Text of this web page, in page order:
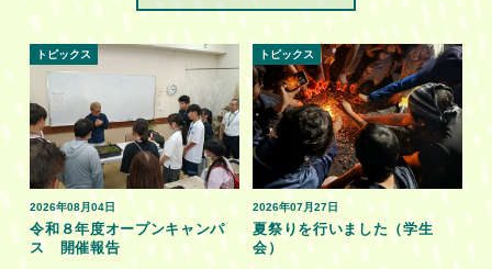
2026年08月04日
トピックス
令和８年度オープンキャンパ
ス 開催報告
2026年07月27日
トピックス
夏祭りを行いました（学生
会）